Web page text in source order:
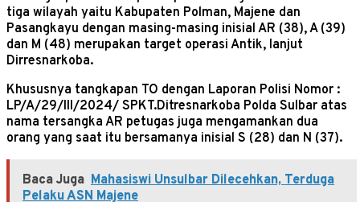
tiga wilayah yaitu Kabupaten Polman, Majene dan
Pasangkayu dengan masing-masing inisial AR (38), A (39)
dan M (48) merupakan target operasi Antik, lanjut
Dirresnarkoba.
Khususnya tangkapan TO dengan Laporan Polisi Nomor :
LP/A/29/III/2024/ SPKT.Ditresnarkoba Polda Sulbar atas
nama tersangka AR petugas juga mengamankan dua
orang yang saat itu bersamanya inisial S (28) dan N (37).
Baca Juga Mahasiswi Unsulbar Dilecehkan, Terduga
Pelaku ASN Majene